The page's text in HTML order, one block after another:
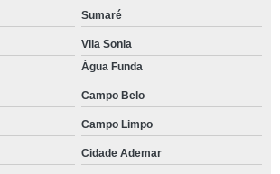
Sumaré
Vila Sonia
Água Funda
Campo Belo
Campo Limpo
Cidade Ademar